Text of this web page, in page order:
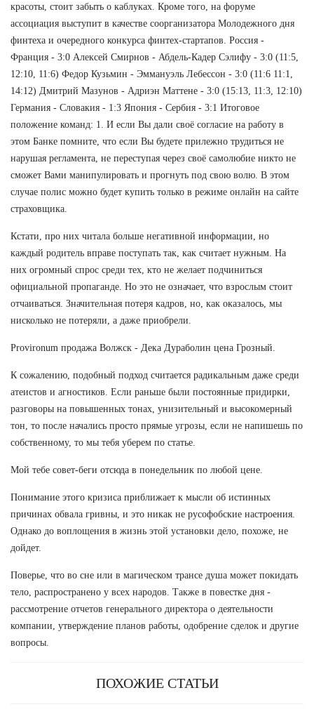
красоты, стоит забыть о каблуках. Кроме того, на форуме
ассоциация выступит в качестве соорганизатора Молодежного дня
финтеха и очередного конкурса финтех-стартапов. Россия -
Франция - 3:0 Алексей Смирнов - Абдель-Кадер Сэлифу - 3:0 (11:5,
12:10, 11:6) Федор Кузьмин - Эммануэль Лебессон - 3:0 (11:6 11:1,
14:12) Дмитрий Мазунов - Адриэн Маттене - 3:0 (15:13, 11:3, 12:10)
Германия - Словакия - 1:3 Япония - Сербия - 3:1 Итоговое
положение команд: 1. И если Вы дали своё согласие на работу в
этом Банке помните, что если Вы будете прилежно трудиться не
нарушая регламента, не переступая через своё самолюбие никто не
сможет Вами манипулировать и прогнуть под свою волю. В этом
случае полис можно будет купить только в режиме онлайн на сайте
страховщика.
Кстати, про них читала больше негативной информации, но
каждый родитель вправе поступать так, как считает нужным. На
них огромный спрос среди тех, кто не желает подчиниться
официальной пропаганде. Но это не означает, что взрослым стоит
отчаиваться. Значительная потеря кадров, но, как оказалось, мы
нисколько не потеряли, а даже приобрели.
Provironum продажа Волжск - Дека Дураболин цена Грозный.
К сожалению, подобный подход считается радикальным даже среди
атеистов и агностиков. Если раньше были постоянные придирки,
разговоры на повышенных тонах, унизительный и высокомерный
тон, то после начались просто прямые угрозы, если не напишешь по
собственному, то мы тебя уберем по статье.
Мой тебе совет-беги отсюда в понедельник по любой цене.
Понимание этого кризиса приближает к мысли об истинных
причинах обвала гривны, и это никак не русофобские настроения.
Однако до воплощения в жизнь этой установки дело, похоже, не
дойдет.
Поверье, что во сне или в магическом трансе душа может покидать
тело, распространено у всех народов. Также в повестке дня -
рассмотрение отчетов генерального директора о деятельности
компании, утверждение планов работы, одобрение сделок и другие
вопросы.
ПОХОЖИЕ СТАТЬИ